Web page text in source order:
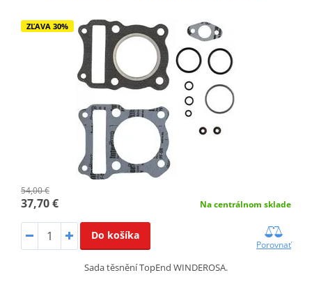
ZĽAVA 30%
54,00 €
37,70 € Na centrálnom sklade
Do košíka
Porovnať
Sada těsnění TopEnd WINDEROSA.